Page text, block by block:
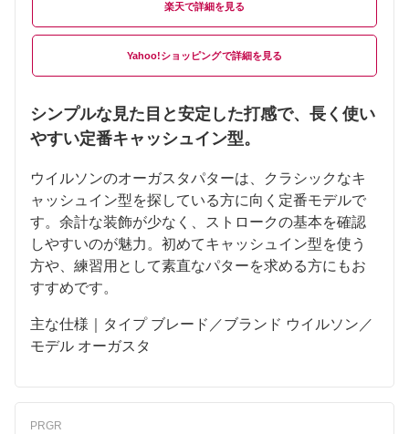
楽天
Yahoo!ショッピング
シンプルな見た目と安定した打感で、長く使い
やすい定番キャッシュイン型。
ウイルソンのオーガスタパターは、クラシックなキ
ャッシュイン型を探している方に向く定番モデルで
す。余計な装飾が少なく、ストロークの基本を確認
しやすいのが魅力。初めてキャッシュイン型を使う
方や、練習用として素直なパターを求める方にもお
すすめです。
主な仕様｜タイプ ブレード／ブランド ウイルソン／
モデル オーガスタ
PRGR